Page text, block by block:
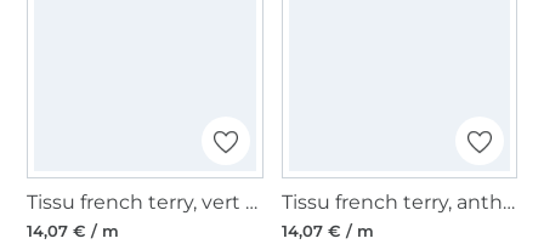
Tissu french terry, vert gazon
14,07 € / m
Tissu french terry, anthracite mélangé
14,07 € / m